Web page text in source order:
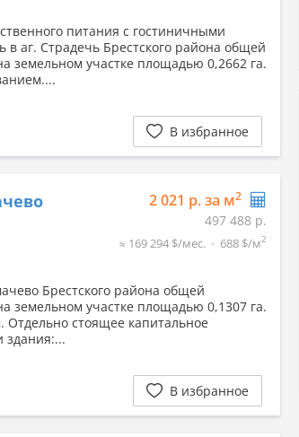
питания с гостиничными
аг. Страдечь Брестского района общей
земельном участке площадью 0,2662 га.
В избранное
2 021 р. за м2
497 488 р.
≈ 169 294 $/мес. 688 $/м2
Брестского района общей
земельном участке площадью 0,1307 га.
стоящее капитальное
здания:...
В избранное